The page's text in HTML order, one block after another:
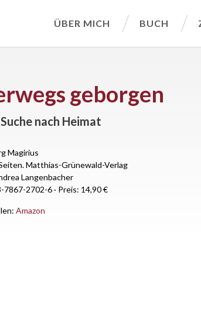
ÜBER MICH BUCH
geborgen
nach Heimat
Magirius
Matthias-Grünewald-Verlag
Langenbacher
7867-2702-6 · Preis: 14,90 €
Amazon